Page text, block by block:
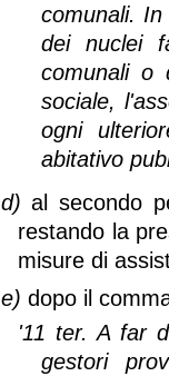
comunali.
dei nuclei
comunali o
sociale,
ogni
abitativo
d)al secondo
restando la
misure di
e) dopo il
'11 ter. A far
gestori